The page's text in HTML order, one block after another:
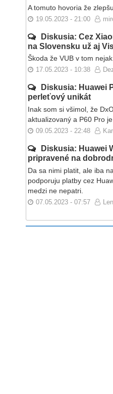
A tomuto hovoria že
19.05.2023 - 21:00
Diskusia: Cez
na Slovensku už aj
Škoda že VUB v tom
17.05.2023 - 10:38
Diskusia: Huawei
perleťový unikát
Inak som si všimol, že
aktualizovaný a P60 Pro
09.05.2023 - 22:48
Diskusia: Huawei
pripravené na
Da sa nimi platit, ale iba
podporuju platby cez
medzi ne nepatri.
07.05.2023 - 07:57